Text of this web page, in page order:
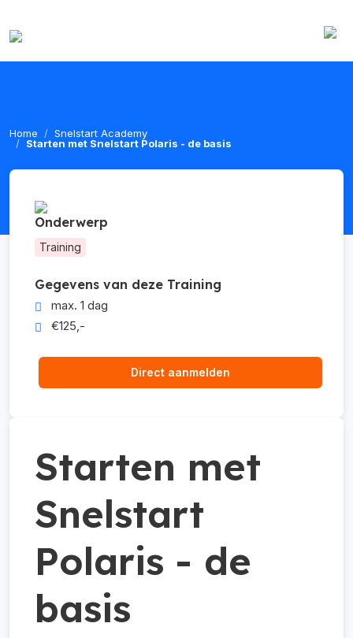
Home
Snelstart Academy
Starten met Snelstart Polaris - de basis
Onderwerp
Training
Gegevens van deze Training
max. 1 dag
€125,-
Direct aanmelden
Starten met
Snelstart
Polaris - de
basis